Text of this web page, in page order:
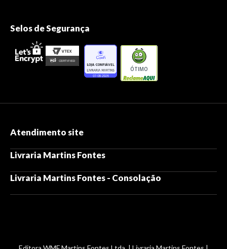
Selos de Segurança
ÓTIMO
Atendimento site
Livraria Martins Fontes
Livraria Martins Fontes - Consolação